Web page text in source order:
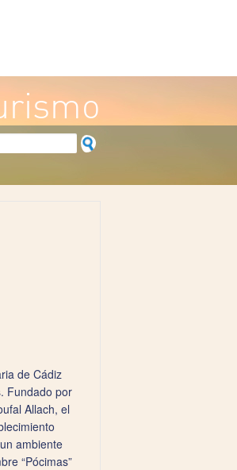
de Cádiz
Fundado por
Allach, el
ambiente
“Pócimas”